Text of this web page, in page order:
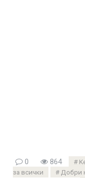
0 864
за всички
Добри